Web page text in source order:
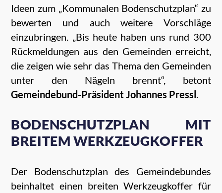
Ideen zum „Kommunalen Bodenschutzplan“ zu
bewerten und auch weitere Vorschläge
einzubringen. „Bis heute haben uns rund 300
Rückmeldungen aus den Gemeinden erreicht,
die zeigen wie sehr das Thema den Gemeinden
unter den Nägeln brennt“, betont
Gemeindebund-Präsident Johannes Pressl.
BODENSCHUTZPLAN MIT
BREITEM WERKZEUGKOFFER
Der Bodenschutzplan des Gemeindebundes
beinhaltet einen breiten Werkzeugkoffer für